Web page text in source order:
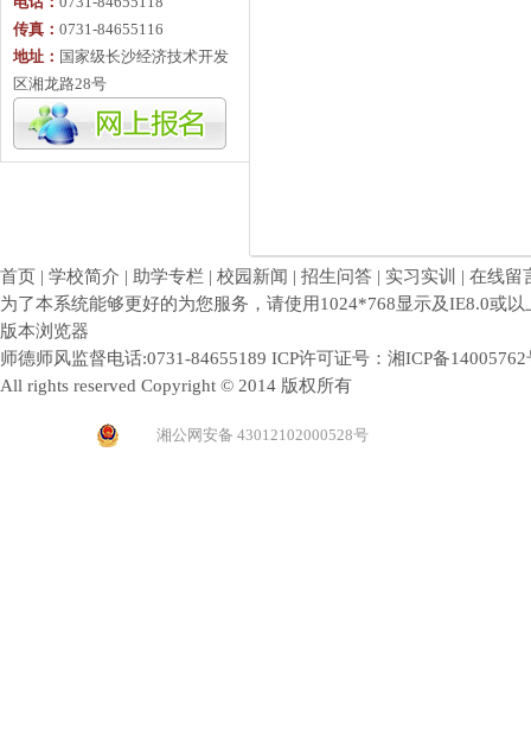
传真： 0731-84655116
地址： 国家级长沙经济技术开发
区湘龙路28号
首页 | 学校简介 | 助学专栏 | 校园新闻 | 招生问答 | 实习实训 | 在线留
为了本系统能够更好的为您服务，请使用1024*768显示及IE8.0或以
版本浏览器
师德师风监督电话:0731-84655189 ICP许可证号： 湘ICP备14005762
All rights reserved Copyright © 2014 版权所有
湘公网安备 43012102000528号